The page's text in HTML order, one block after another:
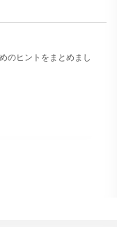
のヒントをまとめまし